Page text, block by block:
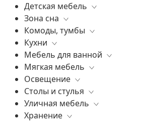
Детская мебель
Все
Комоды, тумбы
Зеркала
Освещение
Банкетки
Книжные шкафы, стеллажи
Шкафы
Диваны
Стулья
Зона сна
Все
Постельное белье
Матрасы
Элитные кровати
Подушки
Комоды, тумбы
Все
Бары
Витрины
Комоды
Консоли
Прикроватные тумбы
Кухни
Все
Мебель для ванной
Все
Мягкая мебель
Все
Диваны
Кресла
Элитные пуфы и банкетки
Освещение
Все
Уличные светильники
Люстры
Столы и стулья
Все
Барные стулья
Уличная мебель
Все
Хранение